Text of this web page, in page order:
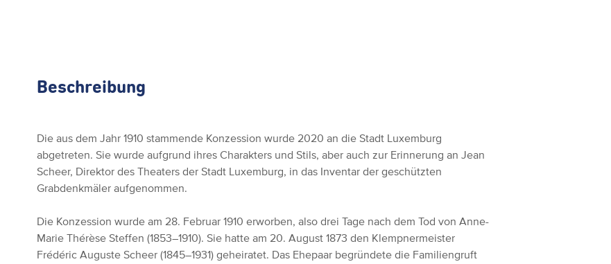
Beschreibung
Die aus dem Jahr 1910 stammende Konzession wurde 2020 an die Stadt Luxemburg
abgetreten. Sie wurde aufgrund ihres Charakters und Stils, aber auch zur Erinnerung an Jean
Scheer, Direktor des Theaters der Stadt Luxemburg, in das Inventar der geschützten
Grabdenkmäler aufgenommen.
Die Konzession wurde am 28. Februar 1910 erworben, also drei Tage nach dem Tod von Anne-
Marie Thérèse Steffen (1853–1910). Sie hatte am 20. August 1873 den Klempnermeister
Frédéric Auguste Scheer (1845–1931) geheiratet. Das Ehepaar begründete die Familiengruft